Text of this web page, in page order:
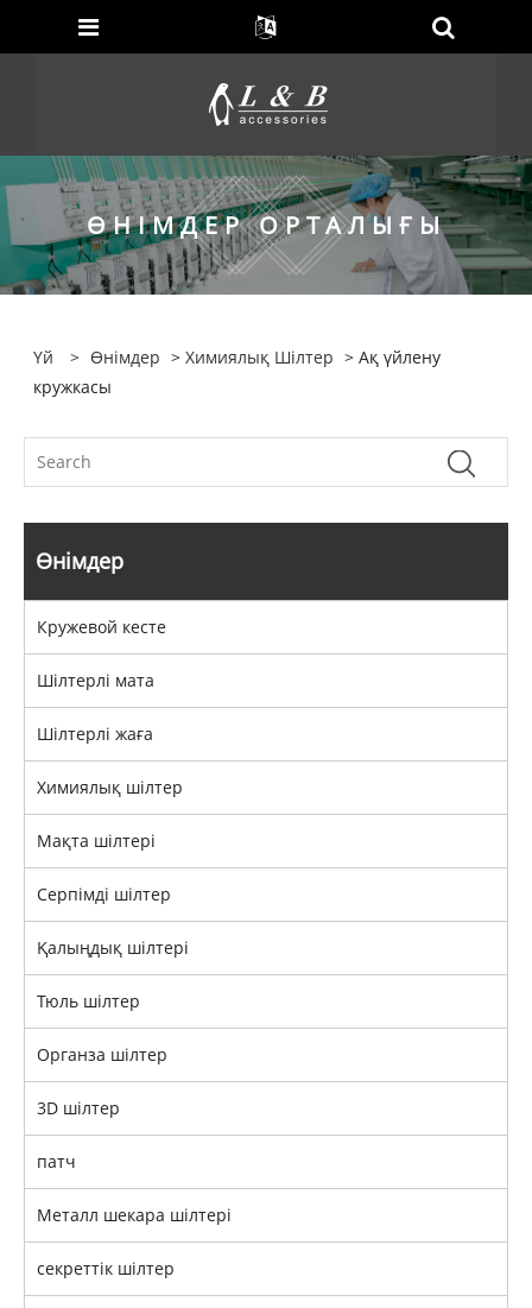
ӨНІМДЕР ОРТАЛЫҒЫ
Үй > Өнімдер >Химиялық Шілтер > Ақ үйлену
кружкасы
Өнімдер
Кружевой кесте
Шілтерлі мата
Шілтерлі жаға
Химиялық шілтер
Мақта шілтері
Серпімді шілтер
Қалыңдық шілтері
Тюль шілтер
Органза шілтер
3D шілтер
патч
Металл шекара шілтері
секреттік шілтер